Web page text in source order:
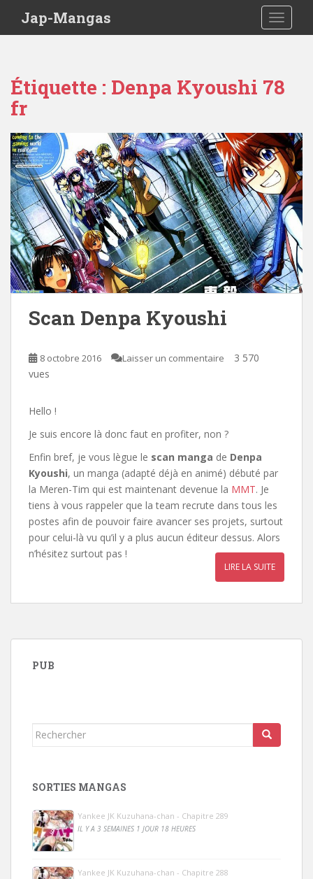
Jap-Mangas
Étiquette : Denpa Kyoushi 78
fr
Scan Denpa Kyoushi
8 octobre 2016 Laisser un commentaire
3 570
vues
Hello !
Je suis encore là donc faut en profiter, non ?
Enfin bref, je vous lègue le scan manga de Denpa
Kyoushi, un manga (adapté déjà en animé) débuté par
la Meren-Tim qui est maintenant devenue la MMT. Je
tiens à vous rappeler que la team recrute dans tous les
postes afin de pouvoir faire avancer ses projets, surtout
pour celui-là vu qu’il y a plus aucun éditeur dessus. Alors
n’hésitez surtout pas !
LIRE LA SUITE
PUB
Rechercher...
SORTIES MANGAS
Yankee JK Kuzuhana-chan - Chapitre 289
IL Y A 3 SEMAINES 1 JOUR 18 HEURES
Yankee JK Kuzuhana-chan - Chapitre 288